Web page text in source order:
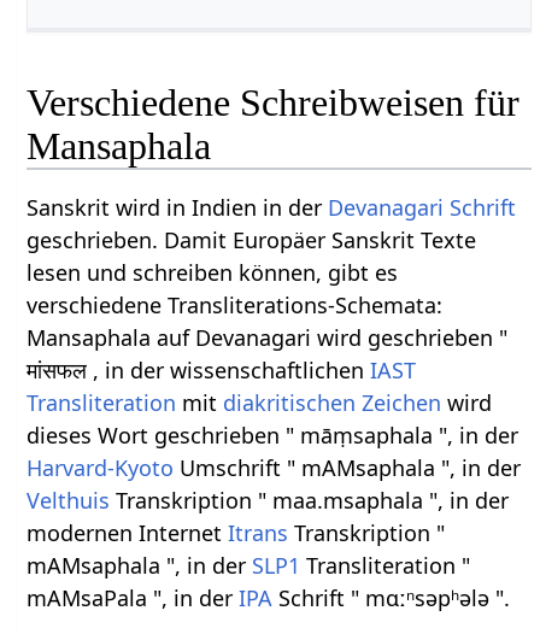
Verschiedene Schreibweisen für
Mansaphala
Sanskrit wird in Indien in der Devanagari Schrift
geschrieben. Damit Europäer Sanskrit Texte
lesen und schreiben können, gibt es
verschiedene Transliterations-Schemata:
Mansaphala auf Devanagari wird geschrieben "
मांसफल , in der wissenschaftlichenIAST
Transliteration mit diakritischen Zeichen wird
dieses Wort geschrieben " māṃsaphala ", in der
Harvard-Kyoto Umschrift " mAMsaphala ", in der
Velthuis Transkription " maa.msaphala ", in der
modernen InternetItrans Transkription "
mAMsaphala ", in der SLP1 Transliteration "
mAMsaPala ", in derIPA Schrift " mɑːⁿsəpʰələ ".